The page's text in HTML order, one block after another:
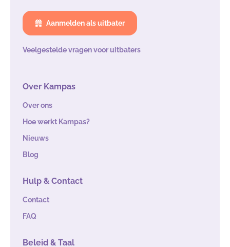
Aanmelden als uitbater
Veelgestelde vragen voor uitbaters
Over Kampas
Over ons
Hoe werkt Kampas?
Nieuws
Blog
Hulp & Contact
Contact
FAQ
Beleid & Taal